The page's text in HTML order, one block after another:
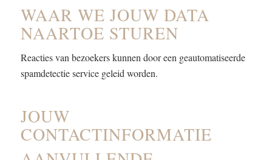
WAAR WE JOUW DATA
NAARTOE STUREN
Reacties van bezoekers kunnen door een geautomatiseerde
spamdetectie service geleid worden.
JOUW
CONTACTINFORMATIE